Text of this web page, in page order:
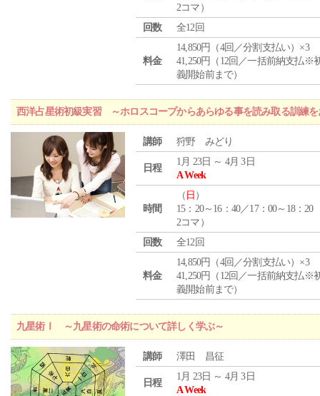
2コマ）
回数
全12回
料金
14,850円（4回／分割支払い）×3
41,250円（12回／一括前納支払※
義開始前まで）
西洋占星術初級実習 ～ホロスコープからあらゆる事を読み取る訓練を
講師 狩野 みどり
日程
1月 23日 ～ 4月 3日
A Week
時間
（ 日 ）
15：20～16：40／17：00～18：20
2コマ）
回数
全12回
料金
14,850円（4回／分割支払い）×3
41,250円（12回／一括前納支払※
義開始前まで）
九星術Ⅰ ～九星術の命術について詳しく学ぶ～
講師 澤田 昌征
日程
1月 23日 ～ 4月 3日
A Week